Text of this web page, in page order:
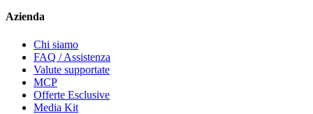
Azienda
Chi siamo
FAQ / Assistenza
Valute supportate
MCP
Offerte Esclusive
Media Kit